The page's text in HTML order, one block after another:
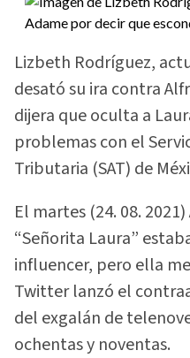
Lizbeth Rodríguez,
desató su ira contra
dijera que oculta a
problemas con el
Tributaria (SAT) de
El martes (24. 08.
“Señorita Laura”
influencer, pero ella
Twitter lanzó el
del exgalán de
ochentas y noventas.